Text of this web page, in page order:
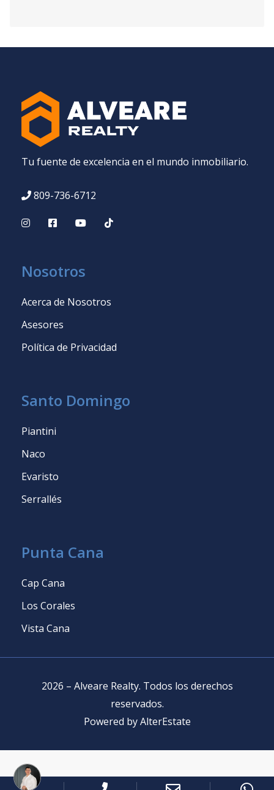
Tu fuente de excelencia en el mundo inmobiliario.
809-736-6712
Nosotros
Acerca de Nosotros
Asesores
Política de Privacidad
Santo Domingo
Piantini
Naco
Evaristo
Serrallés
Punta Cana
Cap Cana
Los Corales
Vista Cana
2026 – Alveare Realty. Todos los derechos
reservados.
Powered by AlterEstate